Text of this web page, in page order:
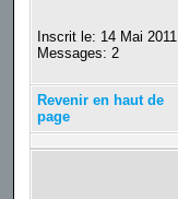
Inscrit le: 14 Mai 2011
Messages: 2
Revenir en haut de
page